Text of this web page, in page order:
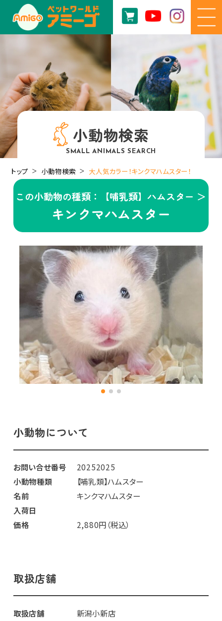
小動物検索
SMALL ANIMALS SEARCH
トップ 小動物検索 大人気カラー！キンクマハムスター！
この小動物の種類：【哺乳類】ハムスター ＞
キンクマハムスター
小動物について
お問い合せ番号
20252025
小動物種類
【哺乳類】ハムスター
名前
キンクマハムスター
入荷日
価格
2,880円（税込）
取扱店舗
取扱店舗
新潟小新店